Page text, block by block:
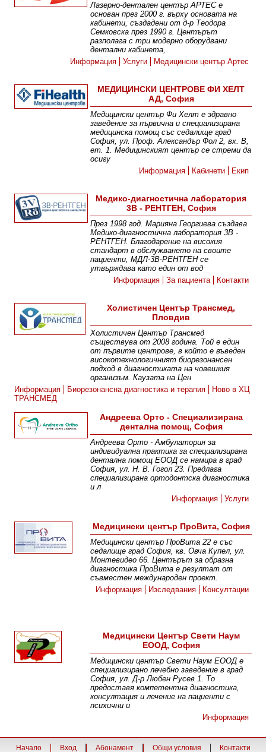
Лазерно-дентален център АРТЕС е
основан през 2000 г. върху основата на
кабинети, създадени от д-р Теодора
Семковска през 1990 г. Центърът
разполага с три модерно оборудвани
дентални кабинета,
Информация
Услуги Медицински център Артес
МЕДИЦИНСКИ ЦЕНТРОВЕ ФИ ХЕЛТ
АД, София
Медицински център Фи Хелт е здравно
заведение за първична и специализирана
медицинска помощ със седалище град
София, ул. Проф. Александър Фол 2, вх. В,
ет. 1. Медицинският център се стреми да
осигу
Информация
Кабинети Екип
Медико-диагностична лаборатория
3В - РЕНТГЕН, София
През 1998 год. Марияна Георгиева създава
Медико-диагностична лаборатория 3В -
РЕНТГЕН. Благодарение на високия
стандарт в обслужването на своите
пациенти, МДЛ-3В-РЕНТГЕН се
утвърждава като един от вод
Информация
За пациента Контакти
Холистичен Център Трансмед,
Пловдив
Холистичен Център Трансмед
съществува от 2008 година. Той е един
от първите центрове, в който е въведен
високотехнологичният биорезонансен
подход в диагностиката на човешкия
организъм. Каузата на Цен
Информация
Биорезонансна диагностика и терапия
Ново в ХЦ
ТРАНСМЕД
Андреева Орто - Специализирана
дентална помощ, София
Андреева Орто - Амбулатория за
индивидуална практика за специализирана
дентална помощ ЕООД се намира в град
София, ул. Н. В. Гогол 23. Предлага
специализирана ортодонтска диагностика
и л
Информация
Услуги
Медицински център ПроВита, София
Медицински център ПроВита 22 е със
седалище град София, кв. Овча Купел, ул.
Монтевидео 66. Центърът за образна
диагностика ПроВита e резултат от
съвместен международен проект.
Информация
Изследвания Консултации
Медицински Център Свети Наум
ЕООД, София
Медицински център Свети Наум ЕООД е
специализирано лечебно заведение в град
София, ул. Д-р Любен Русев 1. То
предоставя компетентна диагностика,
консултация и лечение на пациенти с
психични и
Информация
Начало Вход Абонамент Общи условия Контакти